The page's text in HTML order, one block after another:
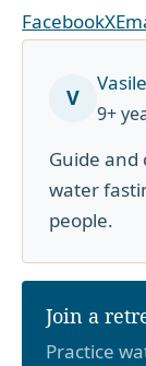
FacebookX
V
9+
Guide
water
people.
Join a
Practice